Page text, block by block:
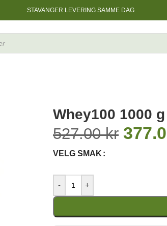
STAVANGER LEVERING SAMME DAG
Whey100 1000 g
527.00kr
VELG SMAK
- +